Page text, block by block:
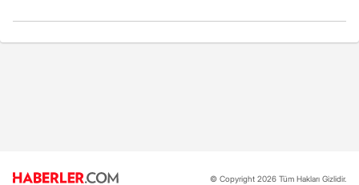
© Copyright 2026 Tüm Hakları Gizlidir.